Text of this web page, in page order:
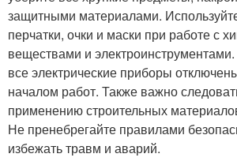
защитными материалами.
перчатки, очки и маски при работе с
веществами и
все электрические приборы
началом работ. Также важно
применению строительных
Не пренебрегайте правилами
избежать травм и аварий.